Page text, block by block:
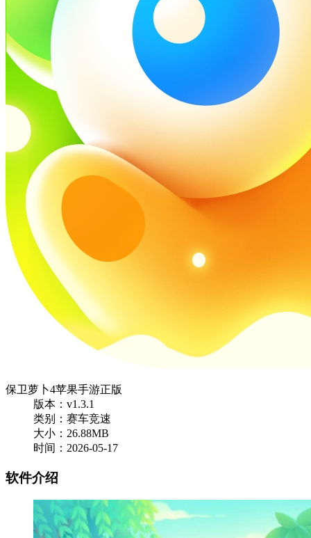
保卫萝卜4苹果手游正版
版本：v1.3.1
类别：赛车竞速
大小：26.88MB
时间：2026-05-17
软件介绍